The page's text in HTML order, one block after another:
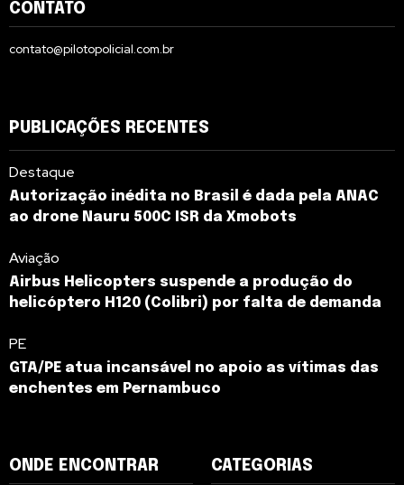
CONTATO
contato@pilotopolicial.com.br
PUBLICAÇÕES RECENTES
Destaque
Autorização inédita no Brasil é dada pela ANAC
ao drone Nauru 500C ISR da Xmobots
Aviação
Airbus Helicopters suspende a produção do
helicóptero H120 (Colibri) por falta de demanda
PE
GTA/PE atua incansável no apoio as vítimas das
enchentes em Pernambuco
ONDE ENCONTRAR CATEGORIAS